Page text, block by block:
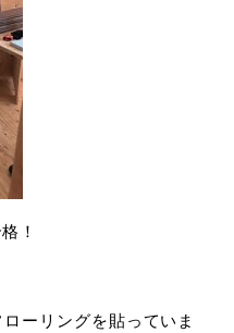
！
ーリングを貼っていま